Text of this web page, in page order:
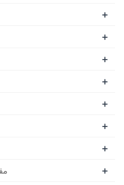
+
+
+
+
+
+
+
+